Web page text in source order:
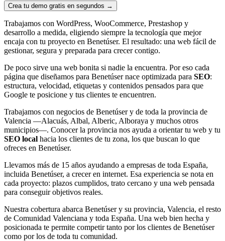
Crea tu demo gratis en segundos →
Trabajamos con WordPress, WooCommerce, Prestashop y
desarrollo a medida, eligiendo siempre la tecnología que mejor
encaja con tu proyecto en Benetúser. El resultado: una web fácil de
gestionar, segura y preparada para crecer contigo.
De poco sirve una web bonita si nadie la encuentra. Por eso cada
página que diseñamos para Benetúser nace optimizada para SEO:
estructura, velocidad, etiquetas y contenidos pensados para que
Google te posicione y tus clientes te encuentren.
Trabajamos con negocios de Benetúser y de toda la provincia de
Valencia —Alacuás, Albal, Alberic, Alboraya y muchos otros
municipios—. Conocer la provincia nos ayuda a orientar tu web y tu
SEO local hacia los clientes de tu zona, los que buscan lo que
ofreces en Benetúser.
Llevamos más de 15 años ayudando a empresas de toda España,
incluida Benetúser, a crecer en internet. Esa experiencia se nota en
cada proyecto: plazos cumplidos, trato cercano y una web pensada
para conseguir objetivos reales.
Nuestra cobertura abarca Benetúser y su provincia, Valencia, el resto
de Comunidad Valenciana y toda España. Una web bien hecha y
posicionada te permite competir tanto por los clientes de Benetúser
como por los de toda tu comunidad.